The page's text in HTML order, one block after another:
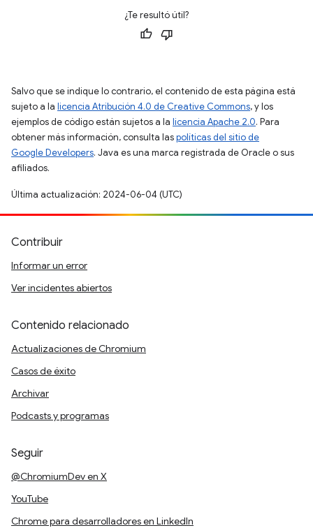
¿Te resultó útil?
Salvo que se indique lo contrario, el contenido de esta página está
sujeto a la licencia Atribución 4.0 de Creative Commons, y los
ejemplos de código están sujetos a la licencia Apache 2.0. Para
obtener más información, consulta laspolíticas del sitio de
Google Developers. Java es una marca registrada de Oracle o sus
afiliados.
Última actualización: 2024-06-04 (UTC)
Contribuir
Informar un error
Ver incidentes abiertos
Contenido relacionado
Actualizaciones de Chromium
Casos de éxito
Archivar
Podcasts y programas
Seguir
@ChromiumDev en X
YouTube
Chrome para desarrolladores en LinkedIn